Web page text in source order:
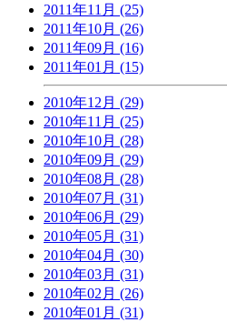
2011年11月 (25)
2011年10月 (26)
2011年09月 (16)
2011年01月 (15)
2010年12月 (29)
2010年11月 (25)
2010年10月 (28)
2010年09月 (29)
2010年08月 (28)
2010年07月 (31)
2010年06月 (29)
2010年05月 (31)
2010年04月 (30)
2010年03月 (31)
2010年02月 (26)
2010年01月 (31)